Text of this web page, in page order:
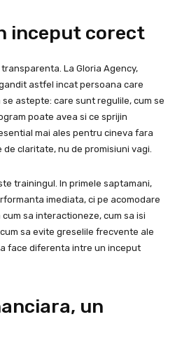
inceput corect
La Gloria Agency,
astfel incat persoana care
astepte: care sunt regulile, cum se
poate avea si ce sprijin
mai ales pentru cineva fara
claritate, nu de promisiuni vagi.
trainingul. In primele saptamani,
imediata, ci pe acomodare
sa interactioneze, cum sa isi
sa evite greselile frecvente ale
face diferenta intre un inceput
un